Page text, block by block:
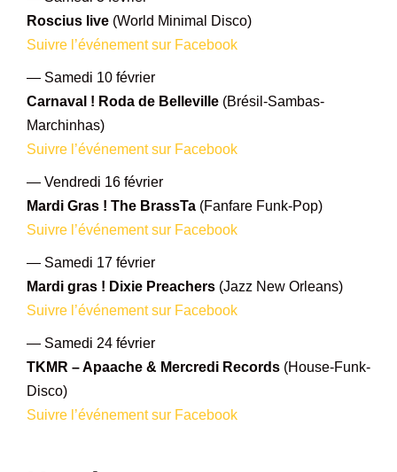
Roscius live (World Minimal Disco)
Suivre l’événement sur Facebook
— Samedi 10 février
Carnaval ! Roda de Belleville (Brésil-Sambas-
Marchinhas)
Suivre l’événement sur Facebook
— Vendredi 16 février
Mardi Gras ! The BrassTa (Fanfare Funk-Pop)
Suivre l’événement sur Facebook
— Samedi 17 février
Mardi gras ! Dixie Preachers (Jazz New Orleans)
Suivre l’événement sur Facebook
— Samedi 24 février
TKMR – Apaache & Mercredi Records (House-Funk-
Disco)
Suivre l’événement sur Facebook